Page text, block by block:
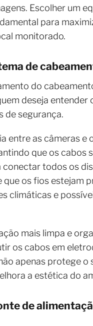
Escolher um
para
monitorado.
de
do
deseja entender
de segurança.
entre as câmeras e
que os cabos
conectar todos os
que os fios estejam
climáticas e
mais limpa e
os cabos em
apenas protege o
a estética do
de